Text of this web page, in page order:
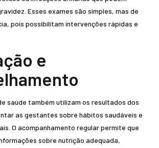
Esses exames são simples, mas de
pois possibilitam intervenções rápidas e
e
saúde também utilizam os resultados dos
as gestantes sobre hábitos saudáveis e
O acompanhamento regular permite que
sobre nutrição adequada,